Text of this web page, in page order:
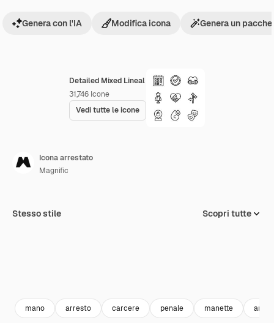
Detailed Mixed Lineal
31,746 Icone
Vedi tutte le icone
Genera con l'IA Modifica icona Genera un
Icona arrestato
Magnific
Stesso stile Scopri tutte
mano arresto carcere penale manette